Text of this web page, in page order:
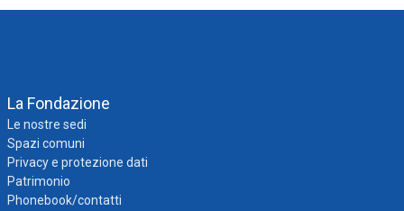
La Fondazione
Le nostre sedi
Spazi comuni
Privacy e protezione dati
Patrimonio
Phonebook/contatti